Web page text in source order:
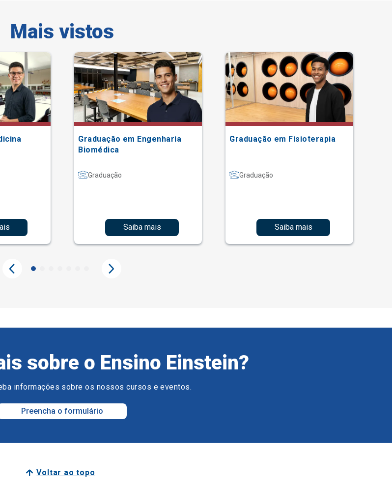
Mais vistos
Graduação em Engenharia
Biomédica
Graduação
Saiba mais
Graduação em Fisioterapia
Graduação
Saiba mais
sobre o Ensino Einstein?
informações sobre os nossos cursos e eventos.
Preencha o formulário
Voltar ao topo